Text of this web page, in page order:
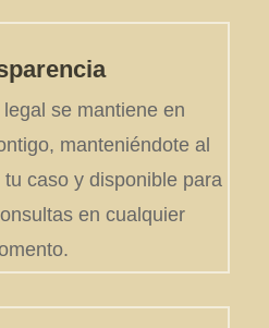
se mantiene en
manteniéndote al
caso y disponible para
en cualquier